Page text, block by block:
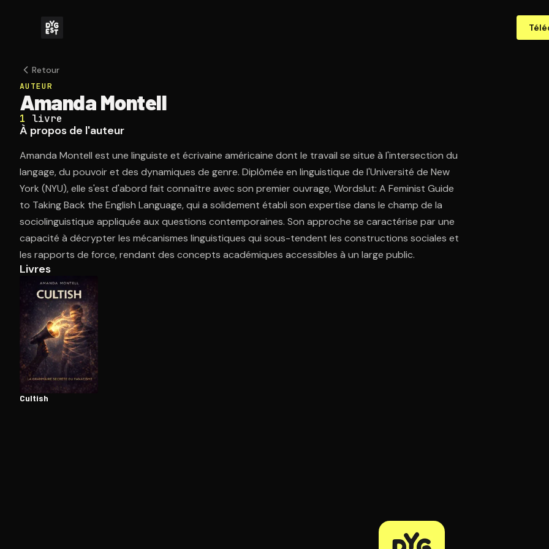
Ouvre l'app Appareil photo, pointe sur le code. C'est gratuit à l'essai.
Retour
AUTEUR
Amanda Montell
1 livre
À propos de l'auteur
Amanda Montell est une linguiste et écrivaine américaine dont le travail se situe à l'intersection du
langage, du pouvoir et des dynamiques de genre. Diplômée en linguistique de l'Université de New
York (NYU), elle s'est d'abord fait connaître avec son premier ouvrage, Wordslut: A Feminist Guide
to Taking Back the English Language, qui a solidement établi son expertise dans le champ de la
sociolinguistique appliquée aux questions contemporaines. Son approche se caractérise par une
capacité à décrypter les mécanismes linguistiques qui sous-tendent les constructions sociales et
les rapports de force, rendant des concepts académiques accessibles à un large public.
Livres
Cultish